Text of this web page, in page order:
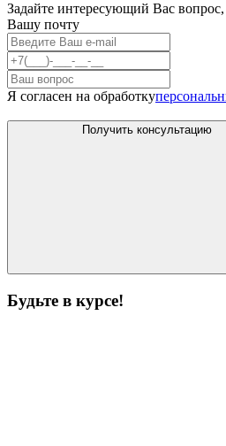
Задайте интересующий Вас
Вашу почту
Я согласен на обработку
Получить консультацию
Будьте в курсе!